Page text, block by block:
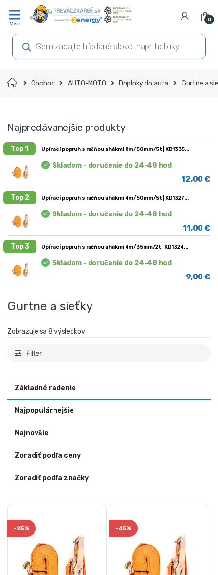
navigáciu
obsah
0
Products
search
Domov Obchod AUTO-MOTO Doplnky do auta Gurtne a
Najpredávanejšie produkty
Top 1 Upínací popruh s račňou a hákmi 8m/50mm/5t | KD1335
12,00€
Skladom - doručenie do 24-48 hod
Top 2 Upínací popruh s račňou a hákmi 4m/50mm/5t | KD1327
11,00€
Skladom - doručenie do 24-48 hod
Top 3 Upínací popruh s račňou a hákmi 4m/35mm/2t | KD1324
9,00€
Skladom - doručenie do 24-48 hod
Gurtne a sieťky
Zobrazuje sa 8 výsledkov
Filter
Základné radenie
Najpopulárnejšie
Najnovšie
Zoradiť podľa ceny
Zoradiť podľa značky
-25% -45%